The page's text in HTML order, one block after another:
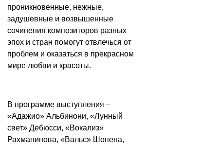
проникновенные, нежные,
задушевные и возвышенные
сочинения композиторов разных
эпох и стран помогут отвлечься от
проблем и оказаться в прекрасном
мире любви и красоты.
В программе выступления –
«Адажио» Альбинони, «Лунный
свет» Дебюсси, «Вокализ»
Рахманинова, «Вальс» Шопена,